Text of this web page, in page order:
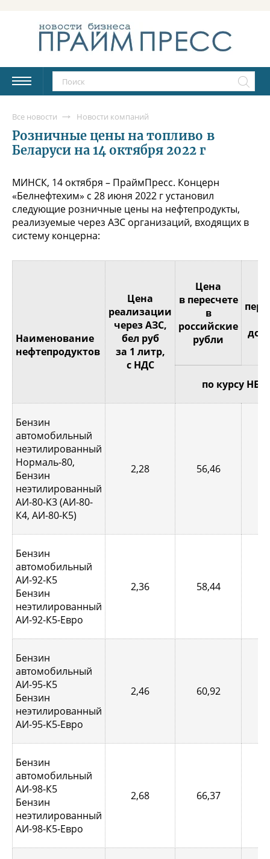
Все новости Новости компаний
Розничные цены на топливо в
Беларуси на 14 октября 2022 г
МИНСК, 14 октября – ПраймПресс. Концерн
«Белнефтехим» с 28 июня 2022 г установил
следующие розничные цены на нефтепродукты,
реализуемые через АЗС организаций, входящих в
систему концерна:
Наименование
нефтепродуктов
Цена
реализации
через АЗС,
бел руб
за 1 литр,
с НДС
Цена
в пересчете
в
российские
рубли
по курсу
Бензин
автомобильный
неэтилированный
Нормаль-80,
Бензин
неэтилированный
АИ-80-К3 (АИ-80-
К4, АИ-80-К5)
2,28 56,46
Бензин
автомобильный
АИ-92-К5
Бензин
неэтилированный
АИ-92-К5-Евро
2,36 58,44
Бензин
автомобильный
АИ-95-К5
Бензин
неэтилированный
АИ-95-К5-Евро
2,46 60,92
Бензин
автомобильный
АИ-98-К5
Бензин
неэтилированный
АИ-98-К5-Евро
2,68 66,37